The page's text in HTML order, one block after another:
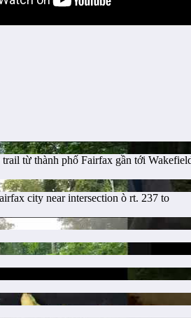
từ thành phố Fairfax gần tới
city near intersection ò rt. 237 to